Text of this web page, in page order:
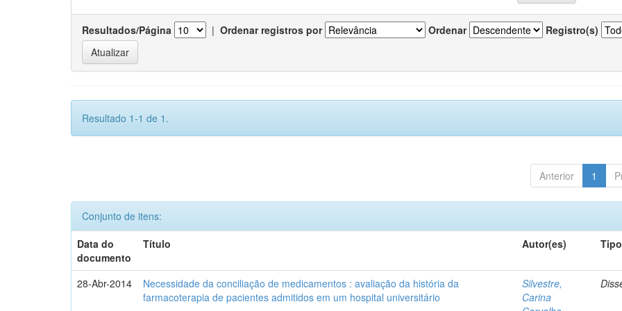
Resultados/Página | Ordenar registros por Ordenar Registro(s)
Resultado 1-1 de 1.
Anterior 1
Conjunto de itens:
Data do
documento
Título Autor(es) Tipo
28-Abr-2014
Necessidade da conciliação de medicamentos : avaliação da história da
farmacoterapia de pacientes admitidos em um hospital universitário
Silvestre,
Carina